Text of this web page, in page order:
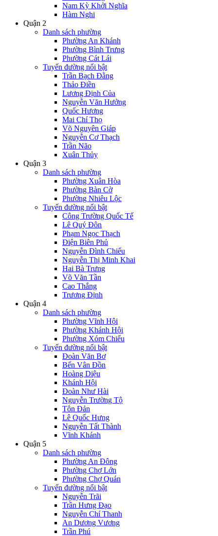
Nam Kỳ Khởi Nghĩa
Hàm Nghi
Quận 2
Danh sách phường
Phường An Khánh
Phường Bình Trưng
Phường Cát Lái
Tuyến đường nổi bật
Trần Bạch Đằng
Thảo Điền
Lương Định Của
Nguyễn Văn Hưởng
Quốc Hương
Mai Chí Thọ
Võ Nguyên Giáp
Nguyễn Cơ Thạch
Trần Não
Xuân Thủy
Quận 3
Danh sách phường
Phường Xuân Hòa
Phường Bàn Cờ
Phường Nhiêu Lộc
Tuyến đường nổi bật
Công Trường Quốc Tế
Lê Quý Đôn
Phạm Ngọc Thạch
Điện Biên Phủ
Nguyễn Đình Chiểu
Nguyễn Thị Minh Khai
Hai Bà Trưng
Võ Văn Tần
Cao Thắng
Trương Định
Quận 4
Danh sách phường
Phường Vĩnh Hội
Phường Khánh Hội
Phường Xóm Chiếu
Tuyến đường nổi bật
Đoàn Văn Bơ
Bến Vân Đồn
Hoàng Diệu
Khánh Hội
Đoàn Như Hài
Nguyễn Trường Tộ
Tôn Đản
Lê Quốc Hưng
Nguyễn Tất Thành
Vĩnh Khánh
Quận 5
Danh sách phường
Phường An Đông
Phường Chợ Lớn
Phường Chợ Quán
Tuyến đường nổi bật
Nguyễn Trãi
Trần Hưng Đạo
Nguyễn Chí Thanh
An Dương Vương
Trần Phú